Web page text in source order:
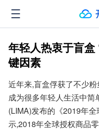
年轻人热衷于盲
键因素
近年来,盲盒俘获了不少
成为很多年轻人生活中
(LIMA)发布的《2019年
示,2018年全球授权商品